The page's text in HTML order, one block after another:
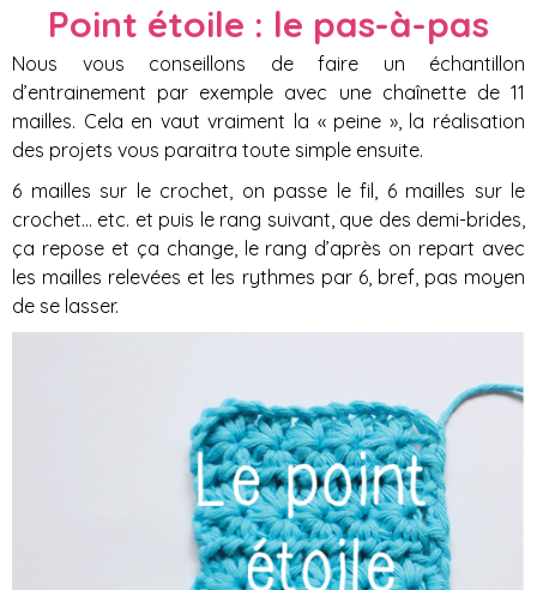
Point étoile : le pas-à-pas
Nous vous conseillons de faire un échantillon
d’entrainement par exemple avec une chaînette de 11
mailles. Cela en vaut vraiment la « peine », la réalisation
des projets vous paraitra toute simple ensuite.
6 mailles sur le crochet, on passe le fil, 6 mailles sur le
crochet… etc. et puis le rang suivant, que des demi-brides,
ça repose et ça change, le rang d’après on repart avec
les mailles relevées et les rythmes par 6, bref, pas moyen
de se lasser.